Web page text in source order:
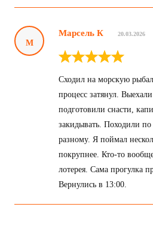
М
Марсель К 20.03.2026
Сходил на морскую
процесс затянул.
подготовили снасти,
закидывать. Походили
разному. Я поймал
покрупнее. Кто-то
лотерея. Сама прогулка
Вернулись в 13:00.